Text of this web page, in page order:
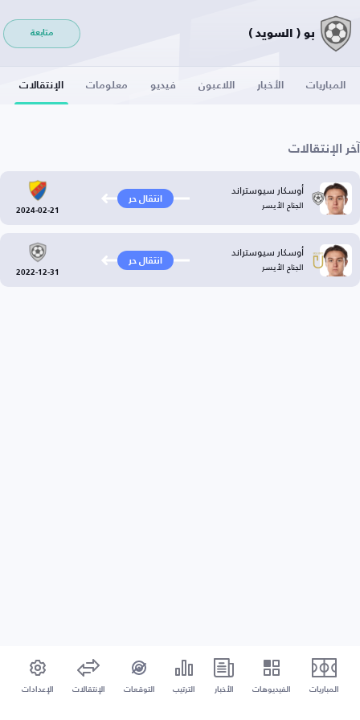
بو ( السويد ) متابعة
المباريات الأخبار اللاعبون فيديو معلومات الإنتقالات
آخر الإنتقالات
أوسكار سيوستراند
الجناح الأيسر انتقال حر
2024-02-21
أوسكار سيوستراند
الجناح الأيسر انتقال حر
2022-12-31
المباريات الفيديوهات الأخبار الترتيب التوقعات الإنتقالات الإعدادات